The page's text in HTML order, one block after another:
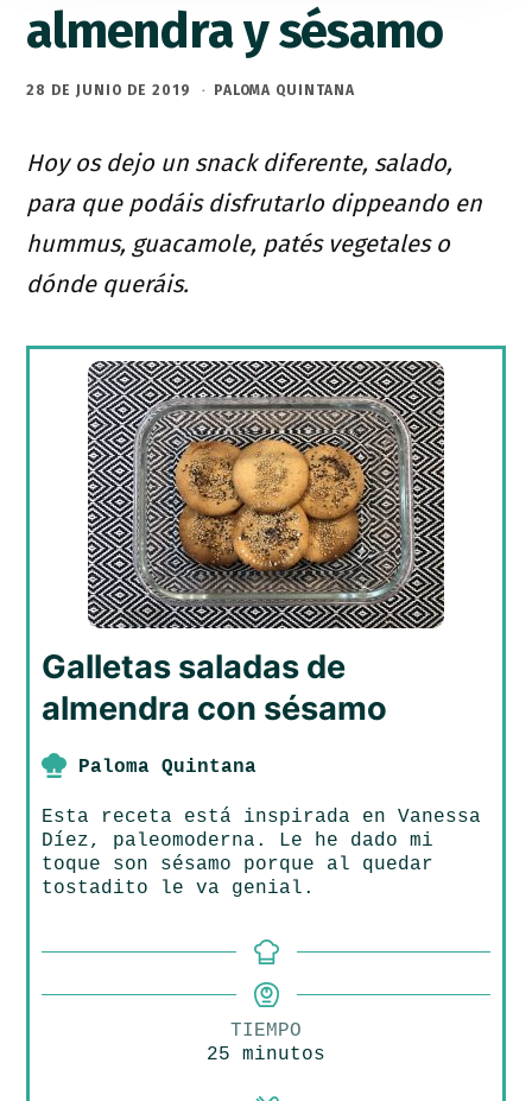
almendra y sésamo
28 DE JUNIO DE 2019 · PALOMA QUINTANA
Hoy os dejo un snack diferente, salado,
para que podáis disfrutarlo dippeando en
hummus, guacamole, patés vegetales o
dónde queráis.
Galletas saladas de
almendra con sésamo
Paloma Quintana
Esta receta está inspirada en Vanessa
Díez, paleomoderna. Le he dado mi
toque son sésamo porque al quedar
tostadito le va genial.
TIEMPO
25 minutos
minutos